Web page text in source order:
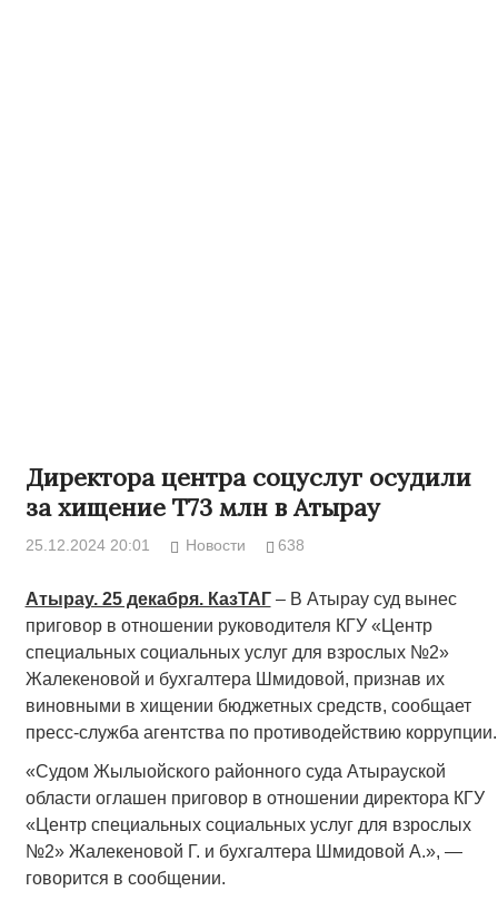
Директора центра соцуслуг осудили
за хищение Т73 млн в Атырау
25.12.2024 20:01 Новости 638
Атырау. 25 декабря. КазТАГ– В Атырау суд вынес
приговор в отношении руководителя КГУ «Центр
специальных социальных услуг для взрослых №2»
Жалекеновой и бухгалтера Шмидовой, признав их
виновными в хищении бюджетных средств, сообщает
пресс-служба агентства по противодействию коррупции.
«Судом Жылыойского районного суда Атырауской
области оглашен приговор в отношении директора КГУ
«Центр специальных социальных услуг для взрослых
№2» Жалекеновой Г. и бухгалтера Шмидовой А.», —
говорится в сообщении.